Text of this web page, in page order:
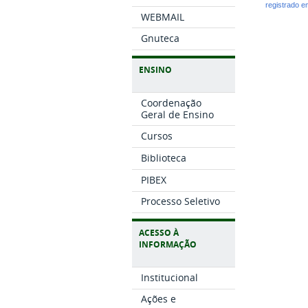
WEBMAIL
Gnuteca
ENSINO
Coordenação
Geral de Ensino
Cursos
Biblioteca
PIBEX
Processo Seletivo
ACESSO À
INFORMAÇÃO
Institucional
Ações e
registrado